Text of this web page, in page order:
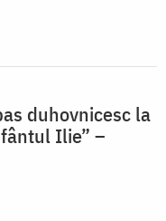
duhovnicesc la
Ilie” –